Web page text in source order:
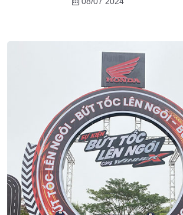
16/07 2024
Dịch Vụ Áp Tải Tiền
Thiên Long Hoàng
08/07 2024